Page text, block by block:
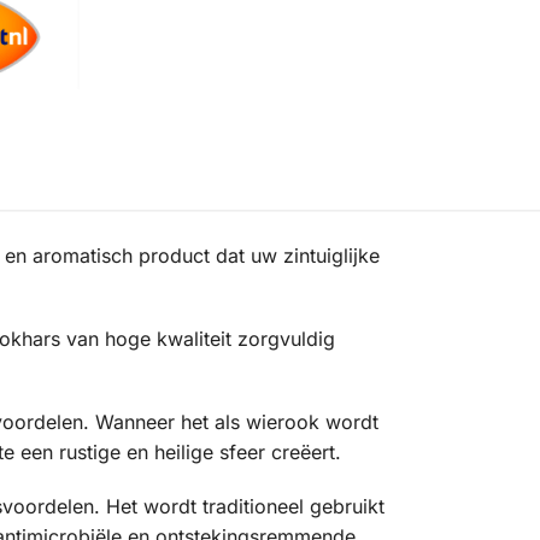
aromatisch product dat uw zintuiglijke
van hoge kwaliteit zorgvuldig
Wanneer het als wierook wordt
een rustige en heilige sfeer creëert.
Het wordt traditioneel gebruikt